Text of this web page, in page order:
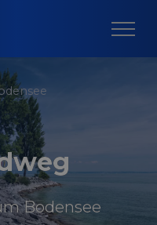
Bodensee